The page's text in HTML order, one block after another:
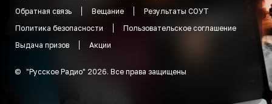
Обратная связь
Вещание
Результаты СОУТ
Политика безопасности
Пользовательское соглашение
Выдача призов
Акции
© "Русское Радио" 2026. Все права защищены